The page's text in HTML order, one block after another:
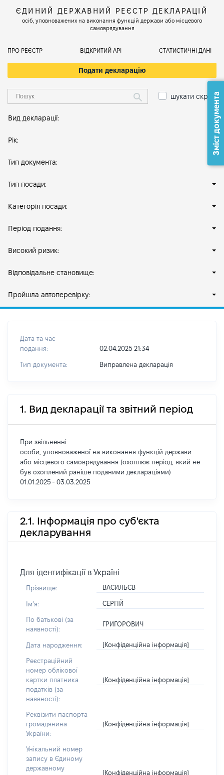
ЄДИНИЙ ДЕРЖАВНИЙ РЕЄСТР ДЕКЛАРАЦІЙ
осіб, уповноважених на виконання функцій держави або місцевого
самоврядування
ПРО РЕЄСТР ВІДКРИТИЙ АРІ СТАТИСТИЧНІ ДАНІ
Подати декларацію
шукати скрізь
Вид декларації:
Рік:
Тип документа:
Тип посади:
Категорія посади:
Період подання:
Високий ризик:
Відповідальне становище:
Пройшла автоперевірку:
Дата та час
подання:
02.04.2025 21:34
Тип документа: Виправлена декларація
1. Вид декларації та звітний період
При звільненні
особи, уповноваженої на виконання функцій держави
або місцевого самоврядування (охоплює період, який не
був охоплений раніше поданими деклараціями)
01.01.2025 - 03.03.2025
2.1. Інформація про суб'єкта
декларування
Для ідентифікації в Україні
Прізвище: ВАСИЛЬЄВ
Імʼя: СЕРГІЙ
По батькові (за
наявності):
ГРИГОРОВИЧ
Дата народження: [Конфіденційна інформація]
Реєстраційний
номер облікової
картки платника
податків (за
наявності):
[Конфіденційна інформація]
Реквізити паспорта
громадянина
України:
[Конфіденційна інформація]
Унікальний номер
запису в Єдиному
державному
[Конфіденційна інформація]
Зміст документа